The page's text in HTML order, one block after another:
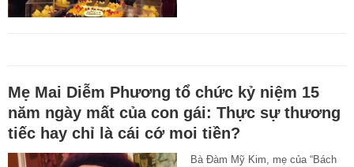
Mẹ Mai Diễm Phương tổ chức kỷ niệm 15
năm ngày mất của con gái: Thực sự thương
tiếc hay chỉ là cái cớ moi tiền?
Bà Đàm Mỹ Kim, mẹ của “Bách